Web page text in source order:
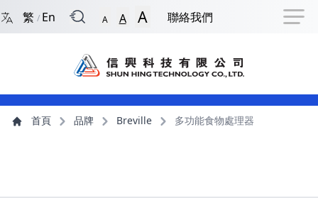
跳到捷徑選項 跳到主導航選單 跳到頁尾
繁 / En A A A 聯絡我們
主導航選單
主內容 首頁 品牌 Breville 多功能食物處理器